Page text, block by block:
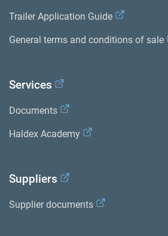
Trailer Application Guide
General terms and conditions of sale
Services
Documents
Haldex Academy
Suppliers
Supplier documents